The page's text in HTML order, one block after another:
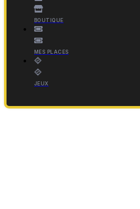
BOUTIQUE
MES PLACES
JEUX